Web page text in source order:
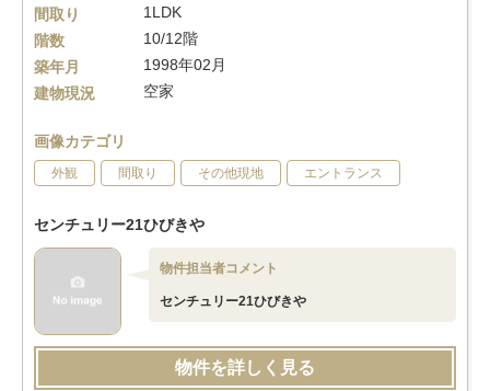
間取り
1LDK
階数
10/12階
築年月
1998年02月
建物現況
空家
画像カテゴリ
外観 間取り その他現地 エントランス
センチュリー21ひびきや
物件担当者コメント
センチュリー21ひびきや
物件を詳しく見る